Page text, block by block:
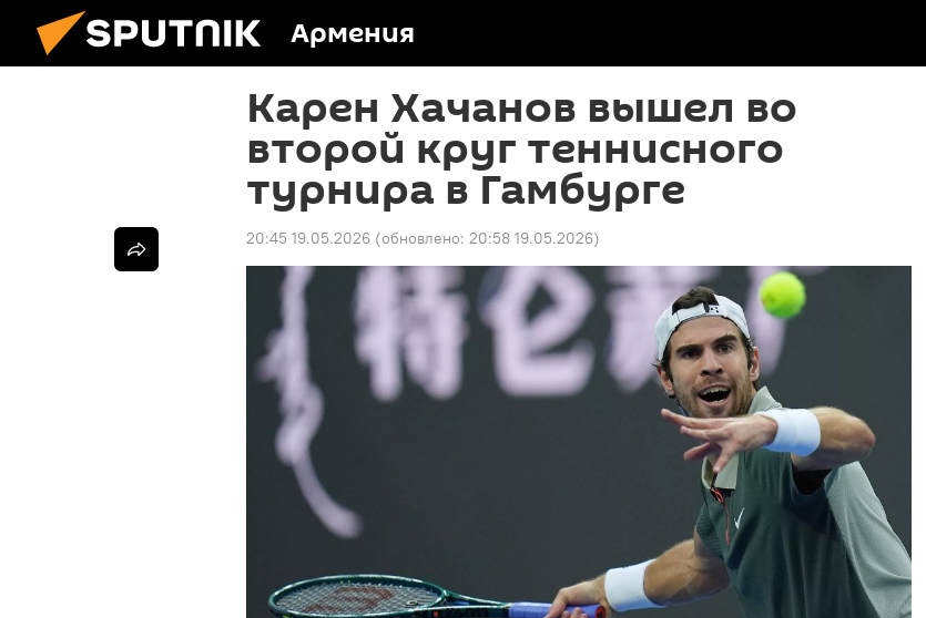
Армения
Карен Хачанов вышел во
второй круг теннисного
турнира в Гамбурге
20:45 19.05.2026 (обновлено: 20:58 19.05.2026)